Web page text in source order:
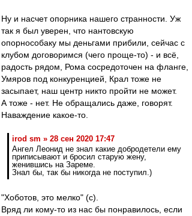
Ну и насчет опорника нашего странности. Уж
так я был уверен, что нантовскую
опорнособаку мы деньгами прибили, сейчас с
клубом договоримся (чего проще-то) - и всё,
радость рядом, Рома сосредоточен на фланге,
Умяров под конкуренцией, Крал тоже не
засыпает, наш центр никто пройти не может.
А тоже - нет. Не обращались даже, говорят.
Наваждение какое-то.
irod sm » 28 сен 2020 17:47
Ангел Леонид не знал какие добродетели ему
приписывают и бросил старую жену,
женившись на Зареме.
Знал бы, так бы никогда не поступил.)
"Хоботов, это мелко" (с).
Вряд ли кому-то из нас бы понравилось, если